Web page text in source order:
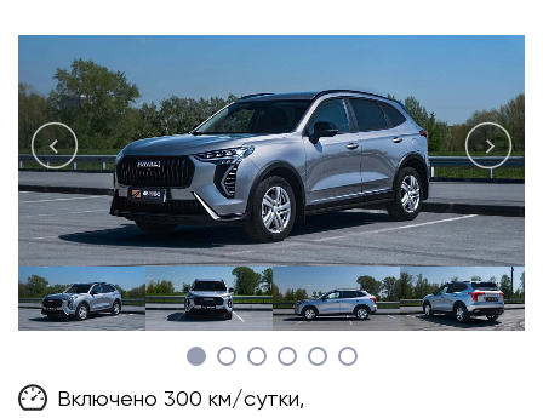
Включено 300 км/сутки,